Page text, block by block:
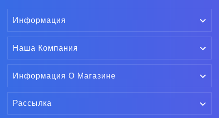
Информация 
Наша Компания 
Информация О Магазине 
Рассылка 